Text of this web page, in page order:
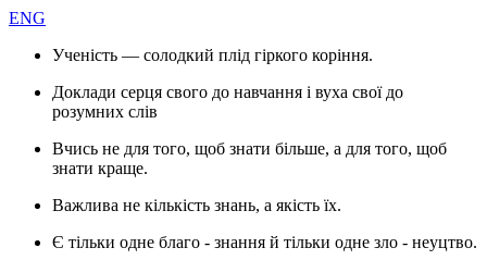
ENG
Ученість — солодкий плід гіркого коріння.
Доклади серця свого до навчання і вуха свої до
розумних слів
Вчись не для того, щоб знати більше, а для того, щоб
знати краще.
Важлива не кількість знань, а якість їх.
Є тільки одне благо - знання й тільки одне зло - неуцтво.